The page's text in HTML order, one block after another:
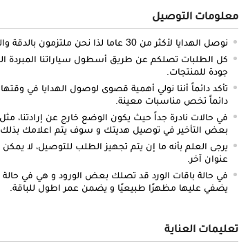
معلومات التوصيل
نوصل الهدايا لأكثر من 30 عاما لذا نحن ملتزمون بالدقة والتوصيل في الميعاد المحدد.
كل الطلبات تصلكم عن طريق أسطول سياراتنا المبردة
جودة للمنتجات.
تأكد دائماً أننا نولي أهمية قصوى لوصول الهدايا في وقتها
دائماً تخص مناسبات معينة.
في حالات نادرة جداً حيث يكون الوضع خارج عن إرادتنا،
بعض التأخير في توصيل هديتك و سوف يتم اعلامك
يرجى العلم بأنه ما إن يتم تجهيز الطلب للتوصيل، لا يمكن
عنوان آخر.
في حالة باقات الورد قد تصلك بعض الورود و هي في حالة
يضفي عليها مظهرًا طبيعيًا و يضمن عمر اطول للباقة.
تعليمات العناية